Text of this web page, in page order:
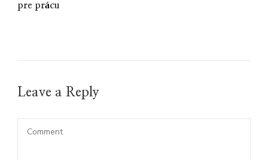
pre prácu
Leave a Reply